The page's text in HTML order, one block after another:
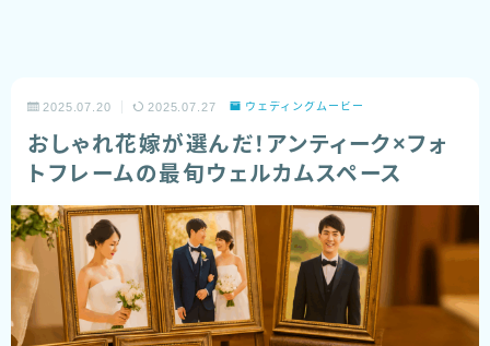
2025.07.20 2025.07.27 ウェディングムービー
おしゃれ花嫁が選んだ！アンティーク×フォ
トフレームの最旬ウェルカムスペース